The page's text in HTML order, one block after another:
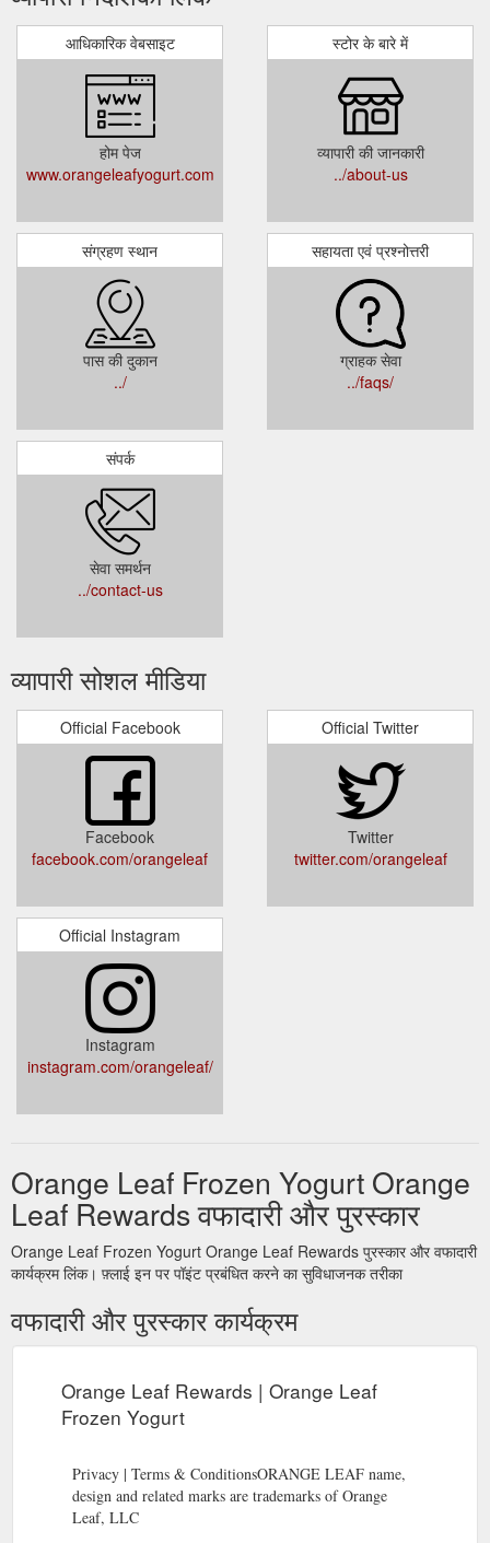
आधिकारिक वेबसाइट
होम पेज
www.orangeleafyogurt.com
स्टोर के बारे में
व्यापारी की जानकारी
../about-us
संग्रहण स्थान
पास की दुकान
../
सहायता एवं प्रश्नोत्तरी
ग्राहक सेवा
../faqs/
संपर्क
सेवा समर्थन
../contact-us
व्यापारी सोशल मीडिया
Official Facebook
Facebook
facebook.com/orangeleaf
Official Twitter
Twitter
twitter.com/orangeleaf
Official Instagram
Instagram
instagram.com/orangeleaf/
Orange Leaf Frozen Yogurt Orange
Leaf Rewards वफादारी और पुरस्कार
Orange Leaf Frozen Yogurt Orange Leaf Rewards पुरस्कार और वफादारी
कार्यक्रम लिंक। फ़्लाई इन पर पॉइंट प्रबंधित करने का सुविधाजनक तरीका
वफादारी और पुरस्कार कार्यक्रम
Orange Leaf Rewards | Orange Leaf
Frozen Yogurt
Privacy | Terms & ConditionsORANGE LEAF name,
design and related marks are trademarks of Orange
Leaf, LLC